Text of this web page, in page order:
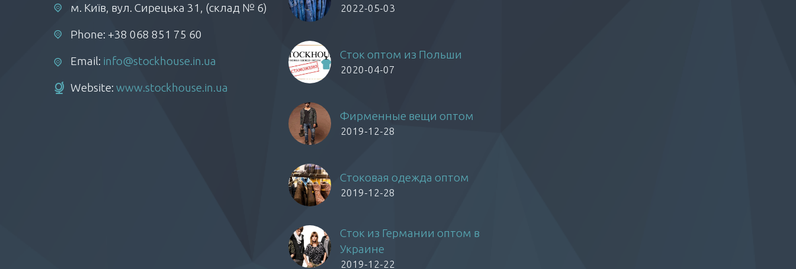
м. Київ, вул. Сирецька 31, (склад № 6)
Phone: +38 068 851 75 60
Email: info@stockhouse.in.ua
Website: www.stockhouse.in.ua
2022-05-03
Сток оптом из Польши
2020-04-07
Фирменные вещи оптом
2019-12-28
Стоковая одежда оптом
2019-12-28
Сток из Германии оптом в
Украине
2019-12-22